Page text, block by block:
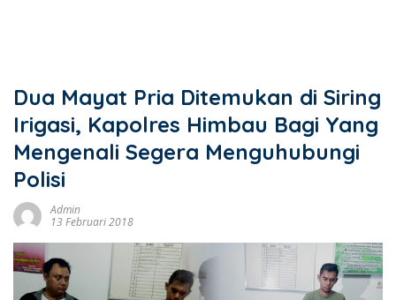
Dua Mayat Pria Ditemukan di Siring
Irigasi, Kapolres Himbau Bagi Yang
Mengenali Segera Menguhubungi
Polisi
Admin
13 Februari 2018